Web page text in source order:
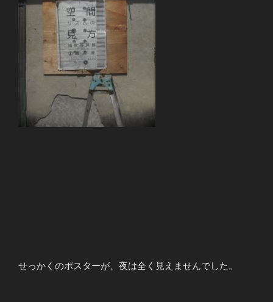
せっかくのポスターが、夜は全く見えませんでした。